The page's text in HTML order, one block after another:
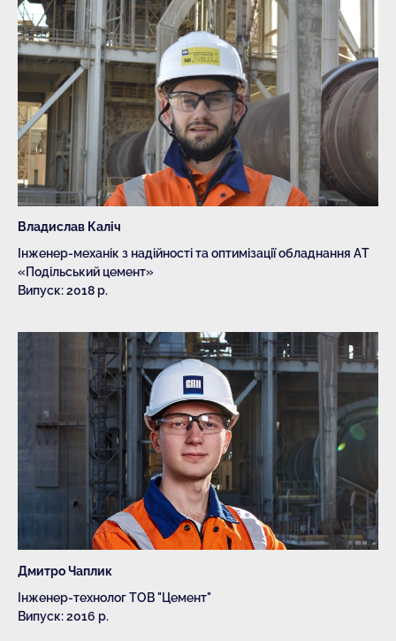
Владислав Каліч
Інженер-механік з надійності та оптимізації обладнання АТ
«Подільський цемент»
Випуск: 2018 р.
Дмитро Чаплик
Інженер-технолог ТОВ "Цемент"
Випуск: 2016 р.